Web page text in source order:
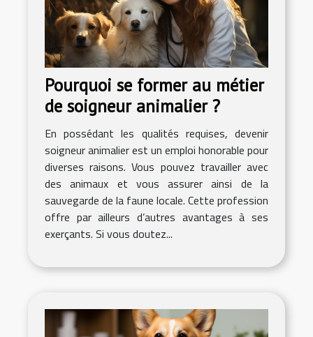
Pourquoi se former au métier
de soigneur animalier ?
En possédant les qualités requises, devenir
soigneur animalier est un emploi honorable pour
diverses raisons. Vous pouvez travailler avec
des animaux et vous assurer ainsi de la
sauvegarde de la faune locale. Cette profession
offre par ailleurs d’autres avantages à ses
exerçants. Si vous doutez...